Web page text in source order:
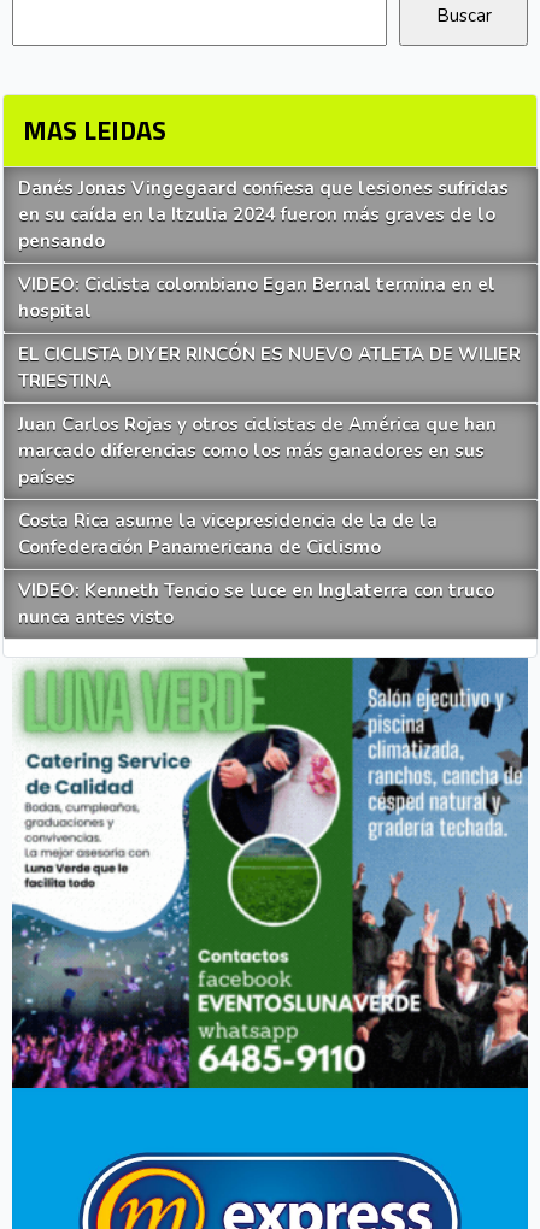
MAS LEIDAS
Danés Jonas Vingegaard confiesa que lesiones sufridas
en su caída en la Itzulia 2024 fueron más graves de lo
pensando
VIDEO: Ciclista colombiano Egan Bernal termina en el
hospital
EL CICLISTA DIYER RINCÓN ES NUEVO ATLETA DE WILIER
TRIESTINA
Juan Carlos Rojas y otros ciclistas de América que han
marcado diferencias como los más ganadores en sus
países
Costa Rica asume la vicepresidencia de la de la
Confederación Panamericana de Ciclismo
VIDEO: Kenneth Tencio se luce en Inglaterra con truco
nunca antes visto